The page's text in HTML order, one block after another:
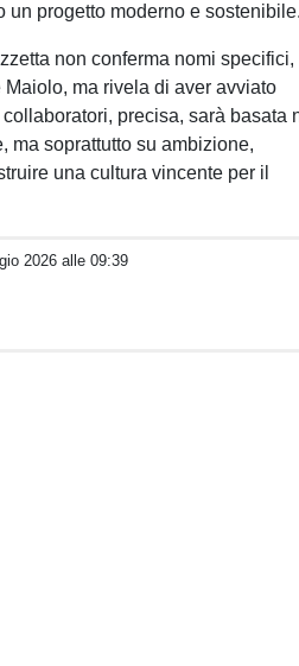
un progetto moderno e sostenibile.
non conferma nomi specifici,
ma rivela di aver avviato
precisa, sarà basata
ma soprattutto su ambizione,
una cultura vincente per il
2026 alle 09:39